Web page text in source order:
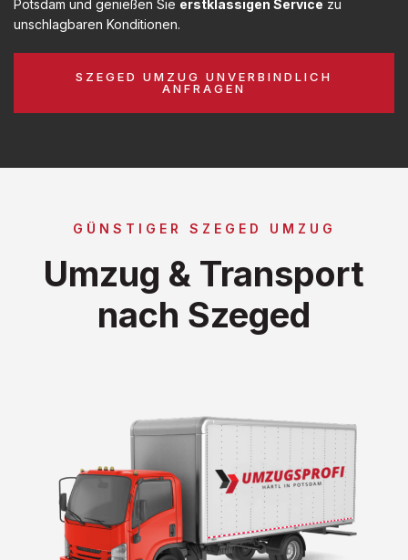
Potsdam und genießen Sie erstklassigen Service zu
unschlagbaren Konditionen.
SZEGED UMZUG UNVERBINDLICH
ANFRAGEN
GÜNSTIGER SZEGED UMZUG
Umzug & Transport
nach Szeged